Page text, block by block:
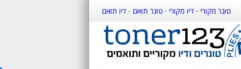
טונר מקורי · דיו מקורי · טונר תואם · דיו תואם